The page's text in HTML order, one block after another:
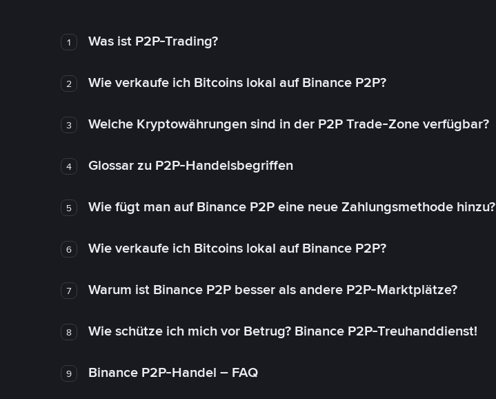
1 Was ist P2P-Trading?
2 Wie verkaufe ich Bitcoins lokal auf Binance P2P?
3 Welche Kryptowährungen sind in der P2P Trade-Zone verfügbar?
4 Glossar zu P2P-Handelsbegriffen
5 Wie fügt man auf Binance P2P eine neue Zahlungsmethode hinzu?
6 Wie verkaufe ich Bitcoins lokal auf Binance P2P?
7 Warum ist Binance P2P besser als andere P2P-Marktplätze?
8 Wie schütze ich mich vor Betrug? Binance P2P-Treuhanddienst!
9 Binance P2P-Handel – FAQ